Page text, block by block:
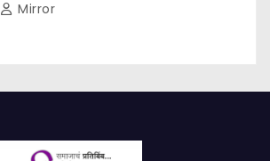
Mirror